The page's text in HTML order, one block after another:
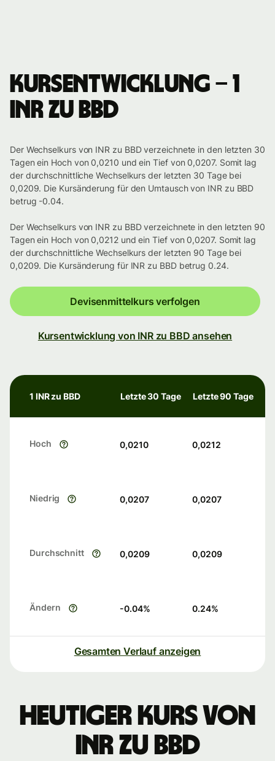
Kursentwicklung – 1
INR zu BBD
Der Wechselkurs von INR zu BBD verzeichnete in den letzten 30
Tagen ein Hoch von 0,0210 und ein Tief von 0,0207. Somit lag
der durchschnittliche Wechselkurs der letzten 30 Tage bei
0,0209. Die Kursänderung für den Umtausch von INR zu BBD
betrug -0.04.
Der Wechselkurs von INR zu BBD verzeichnete in den letzten 90
Tagen ein Hoch von 0,0212 und ein Tief von 0,0207. Somit lag
der durchschnittliche Wechselkurs der letzten 90 Tage bei
0,0209. Die Kursänderung für INR zu BBD betrug 0.24.
Devisenmittelkurs verfolgen
Kursentwicklung von INR zu BBD ansehen
1 INR zu BBD Letzte 30 Tage Letzte 90 Tage
Hoch 0,0210 0,0212
Niedrig 0,0207 0,0207
Durchschnitt 0,0209 0,0209
Ändern -0.04% 0.24%
Gesamten Verlauf anzeigen
Heutiger Kurs von
INR zu BBD